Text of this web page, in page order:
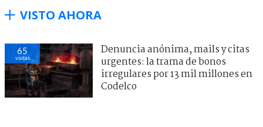
VISTO AHORA
65
visitas
Denuncia anónima, mails y citas
urgentes: la trama de bonos
irregulares por 13 mil millones en
Codelco